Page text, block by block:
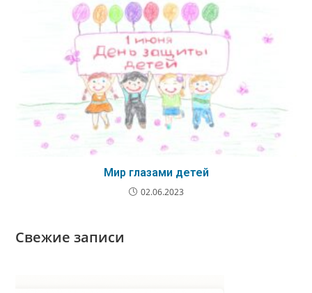
Мир глазами детей
02.06.2023
Свежие записи